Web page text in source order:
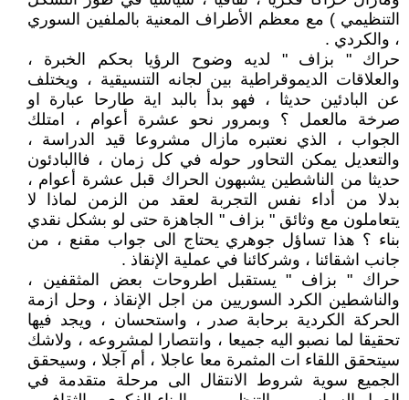
التنظيمي ) مع معظم الأطراف المعنية بالملفين السوري
، والكردي .
حراك " بزاف " لديه وضوح الرؤيا بحكم الخبرة ،
والعلاقات الديموقراطية بين لجانه التنسيقية ، ويختلف
عن البادئين حديثا ، فهو بدأ بالبد اية طارحا عبارة او
صرخة مالعمل ؟ وبمرور نحو عشرة أعوام ، امتلك
الجواب ، الذي نعتبره مازال مشروعا قيد الدراسة ،
والتعديل يمكن التحاور حوله في كل زمان ، فاالبادئون
حديثا من الناشطين يشبهون الحراك قبل عشرة أعوام ،
بدلا من أداء نفس التجربة لعقد من الزمن لماذا لا
يتعاملون مع وثائق " بزاف " الجاهزة حتى لو بشكل نقدي
بناء ؟ هذا تساؤل جوهري يحتاج الى جواب مقنع ، من
جانب اشقائنا ، وشركائنا في عملية الإنقاذ .
حراك " بزاف " يستقبل اطروحات بعض المثقفين ،
والناشطين الكرد السوريين من اجل الإنقاذ ، وحل ازمة
الحركة الكردية برحابة صدر ، واستحسان ، ويجد فيها
تحقيقا لما نصبو اليه جميعا ، وانتصارا لمشروعه ، ولاشك
سيتحقق اللقاء ات المثمرة معا عاجلا ، أم آجلا ، وسيحقق
الجميع سوية شروط الانتقال الى مرحلة متقدمة في